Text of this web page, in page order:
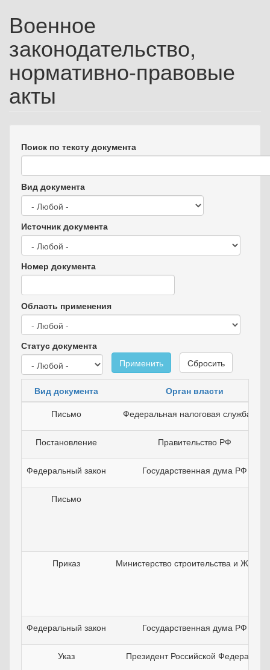
Военное
законодательство,
нормативно-правовые
акты
Поиск по тексту документа
Вид документа
Источник документа
Номер документа
Область применения
Статус документа
Применить
Сбросить
Вид документа
Орган власти
Письмо
Федеральная налоговая служба РФ
Постановление Правительство РФ
Федеральный закон Государственная дума РФ
Письмо
Приказ Министерство строительства и ЖКХ
Федеральный закон Государственная дума РФ
Указ Президент Российской Федерации